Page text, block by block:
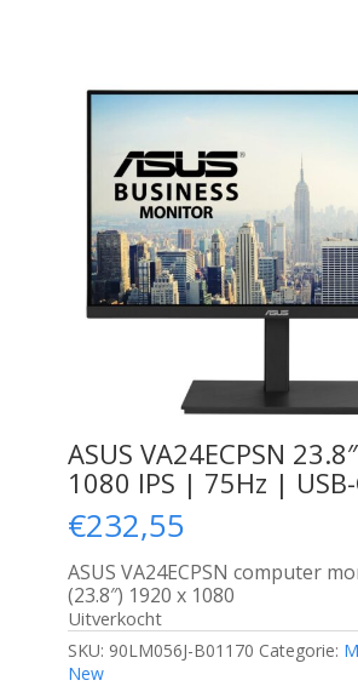
ASUS VA24ECPSN
1080 IPS | 75Hz |
€232,55
ASUS VA24ECPSN computer
(23.8″) 1920 x 1080
Uitverkocht
SKU: 90LM056J-B01170 Categorie:
New